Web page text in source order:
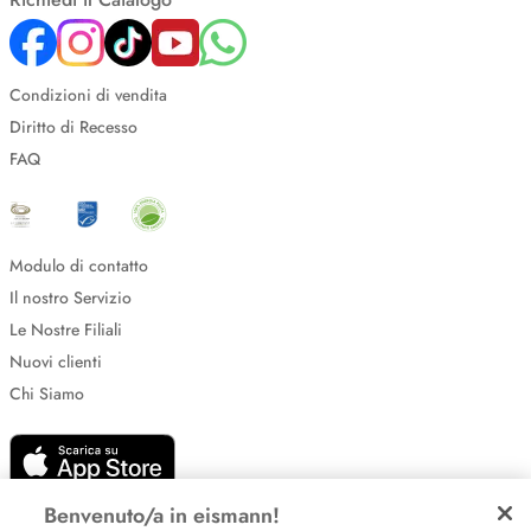
Condizioni di vendita
Diritto di Recesso
FAQ
Modulo di contatto
Il nostro Servizio
Le Nostre Filiali
Nuovi clienti
Chi Siamo
Benvenuto/a in eismann!